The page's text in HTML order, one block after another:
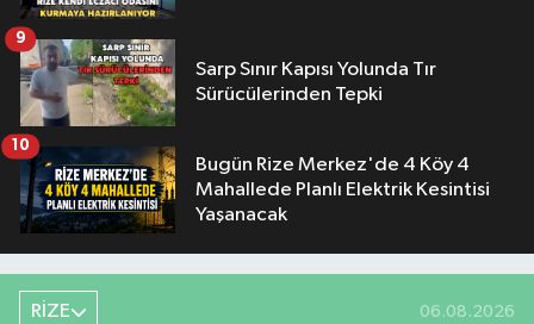
Sarp Sınır Kapısı Yolunda Tır
Sürücülerinden Tepki
9
Bugün Rize Merkez'de 4 Köy 4
Mahallede Planlı Elektrik Kesintisi
Yaşanacak
10
RİZE 06.08.2026